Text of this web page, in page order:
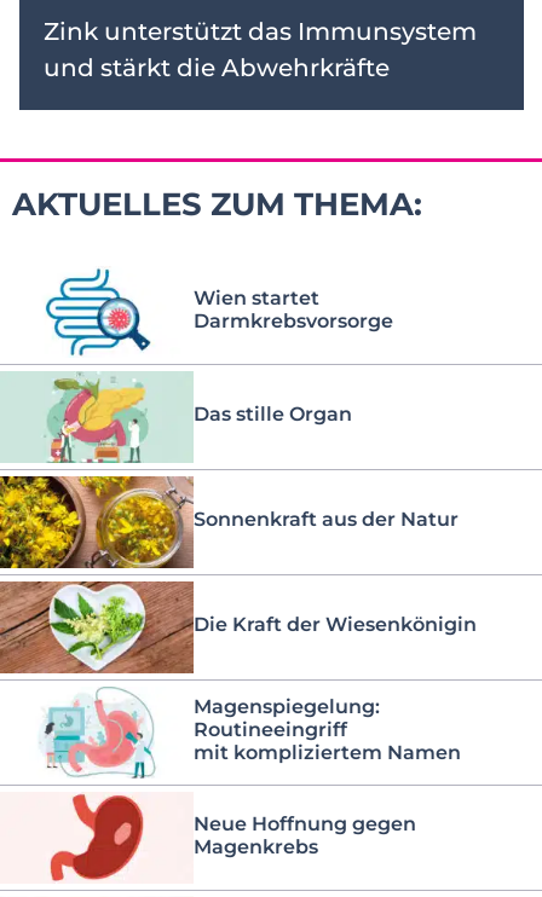
Zink unterstützt das Immunsystem
und stärkt die Abwehrkräfte
AKTUELLES ZUM THEMA:
Wien startet
Darmkrebsvorsorge
Das stille Organ
Sonnenkraft aus der Natur
Die Kraft der Wiesenkönigin
Magenspiegelung:
Routineeingriff
mit kompliziertem Namen
Neue Hoffnung gegen
Magenkrebs